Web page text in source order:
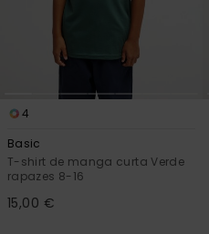
4
Basic
T-shirt de manga curta Verde
rapazes 8-16
15,00 €